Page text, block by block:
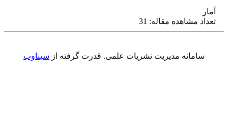
آمار
تعداد مشاهده مقاله: 31
سامانه مدیریت نشریات علمی. قدرت گرفته از سیناوب